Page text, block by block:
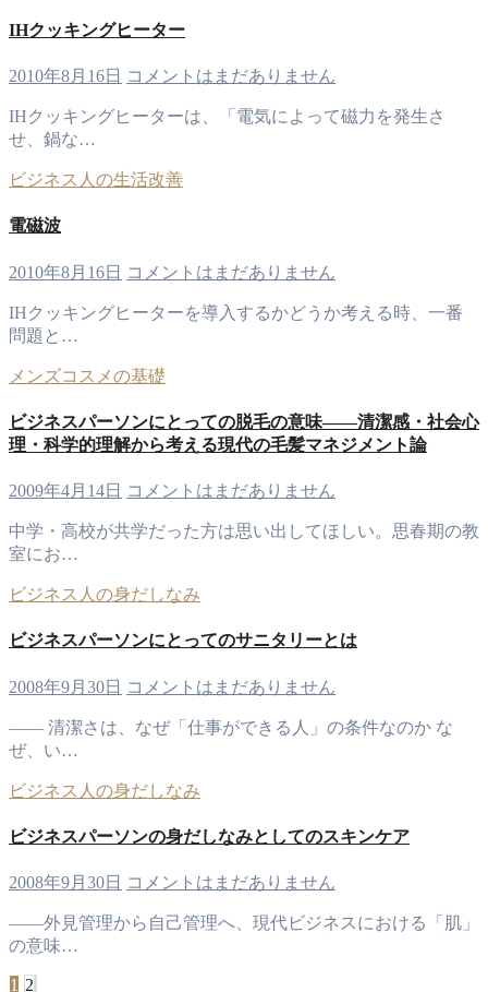
IHクッキングヒーター
2010年8月16日 コメントはまだありません
IHクッキングヒーターは、「電気によって磁力を発生さ
せ、鍋な…
ビジネス人の生活改善
電磁波
2010年8月16日 コメントはまだありません
IHクッキングヒーターを導入するかどうか考える時、一番
問題と…
メンズコスメの基礎
ビジネスパーソンにとっての脱毛の意味――清潔感・社会心
理・科学的理解から考える現代の毛髪マネジメント論
2009年4月14日 コメントはまだありません
中学・高校が共学だった方は思い出してほしい。思春期の教
室にお…
ビジネス人の身だしなみ
ビジネスパーソンにとってのサニタリーとは
2008年9月30日 コメントはまだありません
―― 清潔さは、なぜ「仕事ができる人」の条件なのか な
ぜ、い…
ビジネス人の身だしなみ
ビジネスパーソンの身だしなみとしてのスキンケア
2008年9月30日 コメントはまだありません
――外見管理から自己管理へ、現代ビジネスにおける「肌」
の意味…
1 2